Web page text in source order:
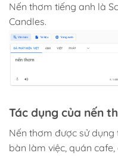
Nến thơm tiếng anh là
Candles.
Tác dụng của nến
Nến thơm được sử
bàn làm việc, quán